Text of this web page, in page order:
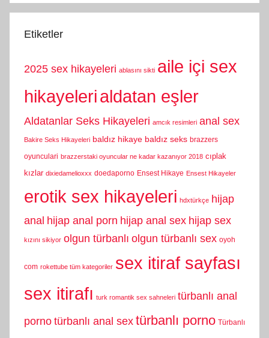
Etiketler
2025 sex hikayeleri ablasını sikti aile içi sex
hikayelerialdatan eşler
Aldatanlar Seks Hikayeleri amcık resimleri anal sex
Bakire Seks Hikayeleri baldız hikaye baldız seks brazzers
oyunculari brazzerstaki oyuncular ne kadar kazanıyor 2018 cıplak
kızlar dixiedamelioxxx doedaporno Ensest Hikaye Ensest Hikayeler
erotik sex hikayeleri hdxtürkçe hijap
anal hijap anal porn hijap anal sex hijap sex
kızını sikiyor olgun türbanlı olgun türbanlı sex oyoh
com rokettube tüm kategoriler sex itiraf sayfası
sex itirafı turk romantik sex sahneleri türbanlı anal
porno türbanlı anal sex türbanlı porno Türbanlı